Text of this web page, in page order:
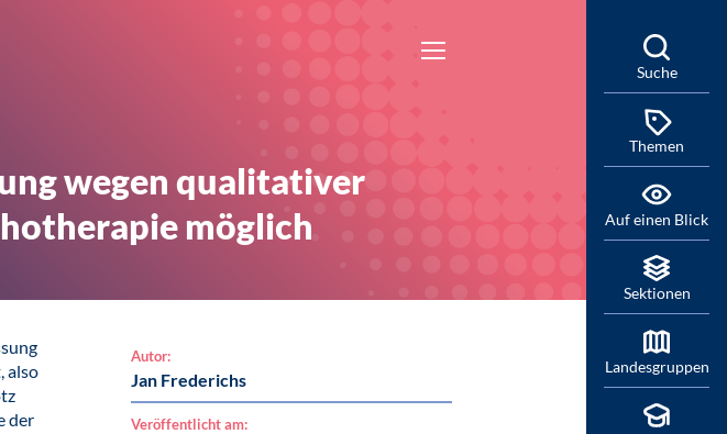
wegen qualitativer
möglich
also
der
Autor:
Jan Frederichs
Veröffentlicht am:
Suche
Themen
Auf einen Blick
Sektionen
Landesgruppen